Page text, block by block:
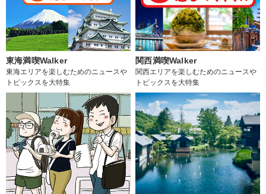
東海満喫Walker
東海エリアを楽しむためのニュースや
トピックスを大特集
関西満喫Walker
関西エリアを楽しむためのニュースや
トピックスを大特集